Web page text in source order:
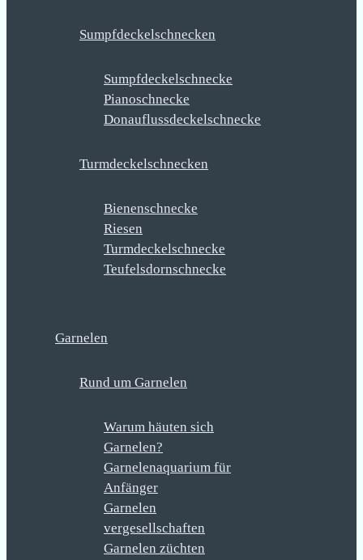
Sumpfdeckelschnecken
Sumpfdeckelschnecke
Pianoschnecke
Donauflussdeckelschnecke
Turmdeckelschnecken
Bienenschnecke
Riesen
Turmdeckelschnecke
Teufelsdornschnecke
Garnelen
Rund um Garnelen
Warum häuten sich
Garnelen?
Garnelenaquarium für
Anfänger
Garnelen
vergesellschaften
Garnelen züchten